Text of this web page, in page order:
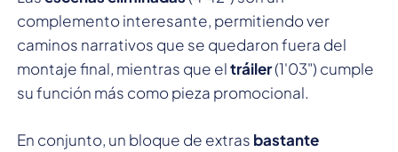
complemento interesante, permitiendo ver
caminos narrativos que se quedaron fuera del
montaje final, mientras que eltráiler(1'03") cumple
su función más como pieza promocional.
En conjunto, un bloque de extras bastante